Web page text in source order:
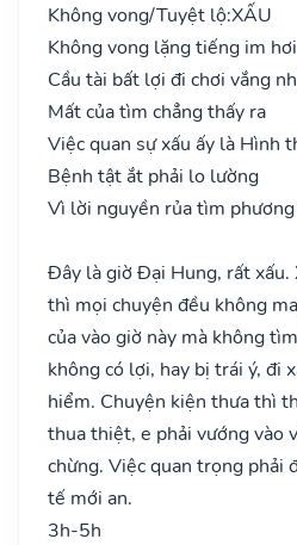
Không vong/Tuyệt lộ:XẤU
Không vong lặng tiếng im hơi
Cầu tài bất lợi đi chơi vắng
Mất của tìm chẳng thấy ra
Việc quan sự xấu ấy là Hình
Bệnh tật ắt phải lo lường
Vì lời nguyền rủa tìm
Đây là giờ Đại Hung, rất xấu.
thì mọi chuyện đều không
của vào giờ này mà không
không có lợi, hay bị trái ý, đi
hiểm. Chuyện kiện thưa thì
thua thiệt, e phải vướng vào
chừng. Việc quan trọng phải
tế mới an.
3h-5h